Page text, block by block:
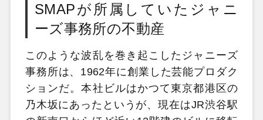
SMAPが所属していたジャニ
ーズ事務所の不動産
このような波乱を巻き起こしたジャニーズ
事務所は、1962年に創業した芸能プロダク
ションだ。本社ビルはかつて東京都港区の
乃木坂にあったというが、現在はJR渋谷駅